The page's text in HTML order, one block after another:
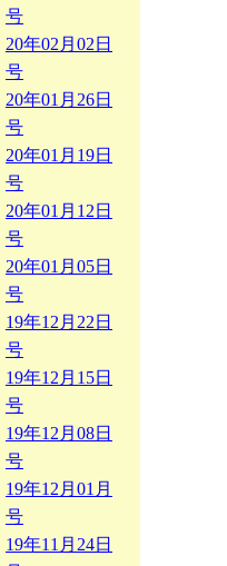
号
20年02月02日
号
20年01月26日
号
20年01月19日
号
20年01月12日
号
20年01月05日
号
19年12月22日
号
19年12月15日
号
19年12月08日
号
19年12月01月
号
19年11月24日